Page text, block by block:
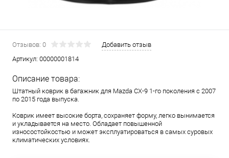
Отзывов: 0
Добавить отзыв
Артикул: 00000001814
Описание товара:
Штатный коврик в багажник для Mazda CX-9 1-го поколения с 2007
по 2015 года выпуска.
Коврик имеет высокие борта, сохраняет форму, легко вынимается
и укладывается на место. Обладает повышенной
износостойкостью и может эксплуатироваться в самых суровых
климатических условиях.